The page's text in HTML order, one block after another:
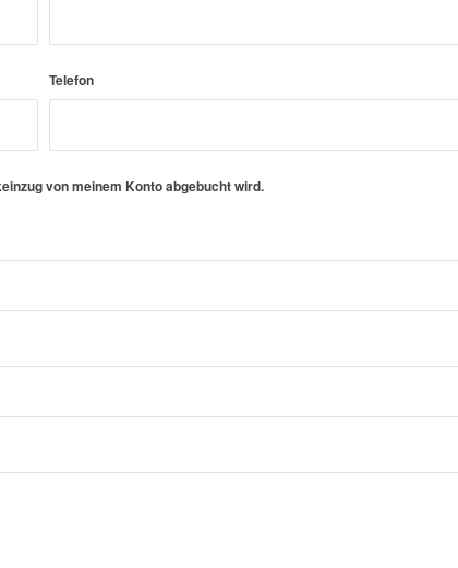
Telefon
von meinem Konto abgebucht wird.